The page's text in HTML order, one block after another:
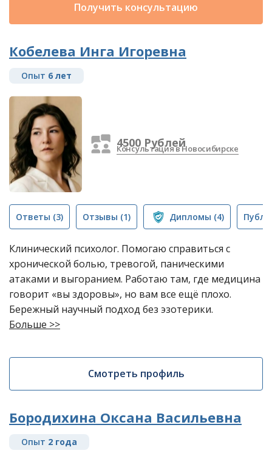
Получить консультацию
Кобелева Инга Игоревна
Опыт 6 лет
4500 Рублей
Консультация в Новосибирске
Ответы (3) Отзывы (1) Дипломы (4)
Клинический психолог. Помогаю справиться с
хронической болью, тревогой, паническими
атаками и выгоранием. Работаю там, где медицина
говорит «вы здоровы», но вам все ещё плохо.
Бережный научный подход без эзотерики.
Больше >>
Смотреть профиль
Бородихина Оксана Васильевна
Опыт 2 года